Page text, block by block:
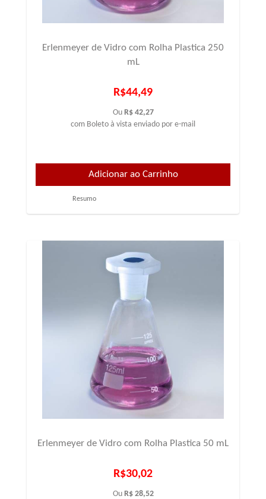
Erlenmeyer de Vidro com Rolha Plastica 250
mL
R$44,49
Ou R$ 42,27
com Boleto à vista enviado por e-mail
Resumo
Erlenmeyer de Vidro com Rolha Plastica 50 mL
R$30,02
Ou R$ 28,52